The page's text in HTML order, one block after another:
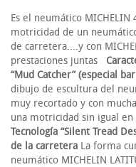
Es el neumático
motricidad de un
de carretera....y con
prestaciones juntas
“Mud Catcher” (especial
dibujo de escultura del
muy recortado y con
una motricidad sin igual
Tecnología “Silent Tread
de la carretera La forma
neumático MICHELIN